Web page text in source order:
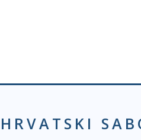
HRVATSKI